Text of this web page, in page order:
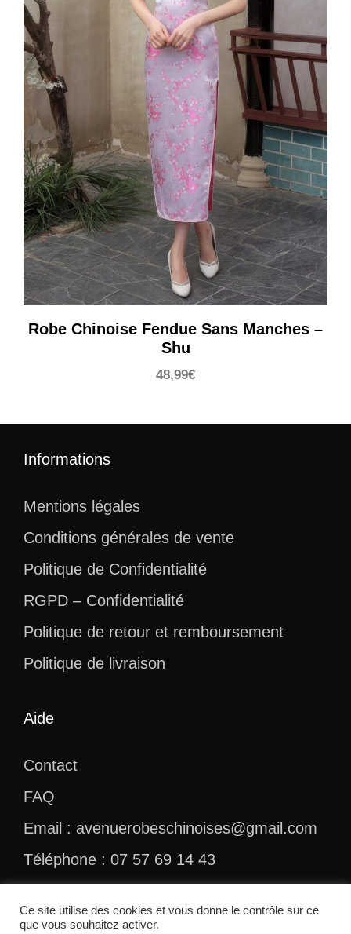
Robe Chinoise Fendue Sans Manches –
Shu
48,99€
Informations
Mentions légales
Conditions générales de vente
Politique de Confidentialité
RGPD – Confidentialité
Politique de retour et remboursement
Politique de livraison
Aide
Contact
FAQ
Email : avenuerobeschinoises@gmail.com
Téléphone : 07 57 69 14 43
Ce site utilise des cookies et vous donne le contrôle sur ce
que vous souhaitez activer.